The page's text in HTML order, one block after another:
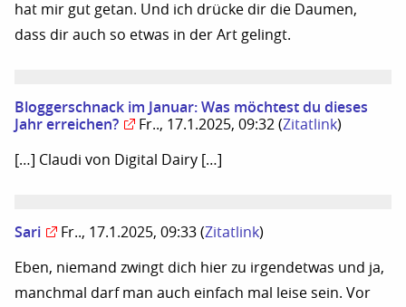
hat mir gut getan. Und ich drücke dir die Daumen,
dass dir auch so etwas in der Art gelingt.
Bloggerschnack im Januar: Was möchtest du dieses
Jahr erreichen?
Fr.., 17.1.2025, 09:32 (Zitatlink)
[…] Claudi von Digital Dairy […]
Sari Fr.., 17.1.2025, 09:33 (Zitatlink)
Eben, niemand zwingt dich hier zu irgendetwas und ja,
manchmal darf man auch einfach mal leise sein. Vor